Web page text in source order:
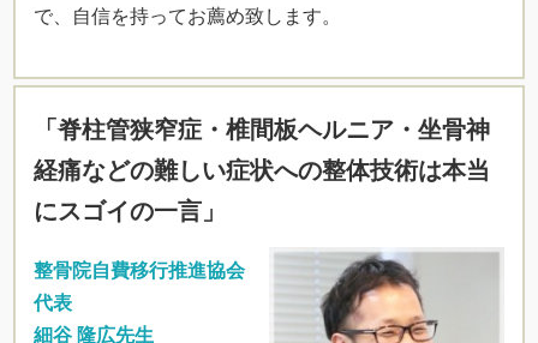
で、自信を持ってお薦め致します。
「脊柱管狭窄症・椎間板ヘルニア・坐骨神
経痛などの難しい症状への整体技術は本当
にスゴイの一言」
整骨院自費移行推進協会
代表
細谷 隆広先生